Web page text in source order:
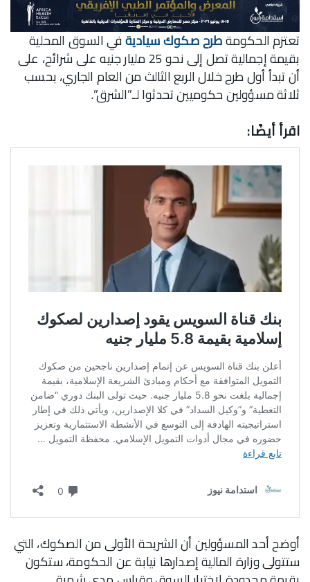
تعتزم الحكومةطرح صكوك سياديةفي السوق المحلية
بقيمة إجمالية تصل إلى نحو 25 مليار جنيه على شرائح، على
أن تبدأ أول طرح خلال الربع الثالث من العام الجاري، بحسب
ثلاثة مسؤولين حكوميين تحدثوا لـ”الشرق”.
اقرأ أيضًا:
أوضح أحد المسؤولين أن الشريحة الأولى من الصكوك، التي
ستتولى وزارة المالية إصدارها نيابة عن الحكومة، ستكون